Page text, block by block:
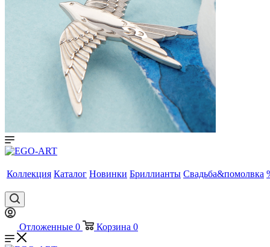
Коллекция Каталог Новинки Бриллианты Свадьба&помолвка
Отложенные 0 Корзина 0